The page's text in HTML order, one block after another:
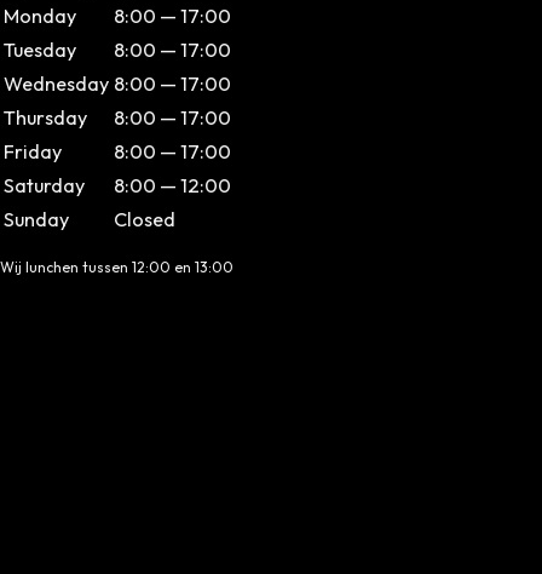
Monday
8:00 — 17:00
Tuesday
8:00 — 17:00
Wednesday 8:00 — 17:00
Thursday
8:00 — 17:00
Friday
8:00 — 17:00
Saturday
8:00 — 12:00
Sunday
Closed
Wij lunchen tussen 12:00 en 13:00